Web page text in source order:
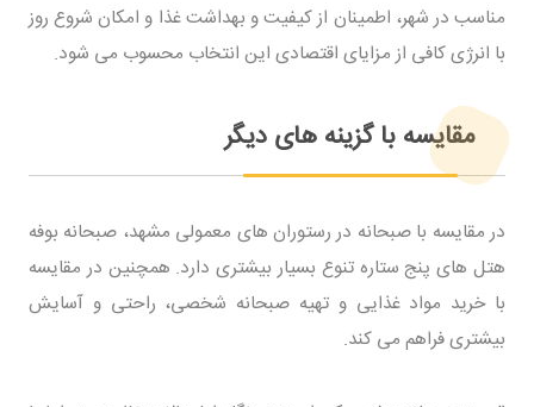
مناسب در شهر، اطمینان از کیفیت و بهداشت غذا و امکان شروع روز
با انرژی کافی از مزایای اقتصادی این انتخاب محسوب می شود.
مقایسه با گزینه های دیگر
در مقایسه با صبحانه در رستوران های معمولی مشهد، صبحانه بوفه
هتل های پنج ستاره تنوع بسیار بیشتری دارد. همچنین در مقایسه
با خرید مواد غذایی و تهیه صبحانه شخصی، راحتی و آسایش
بیشتری فراهم می کند.